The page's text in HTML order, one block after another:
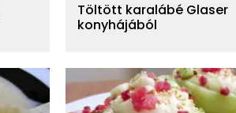
Töltött karalábé Glaser
konyhájából